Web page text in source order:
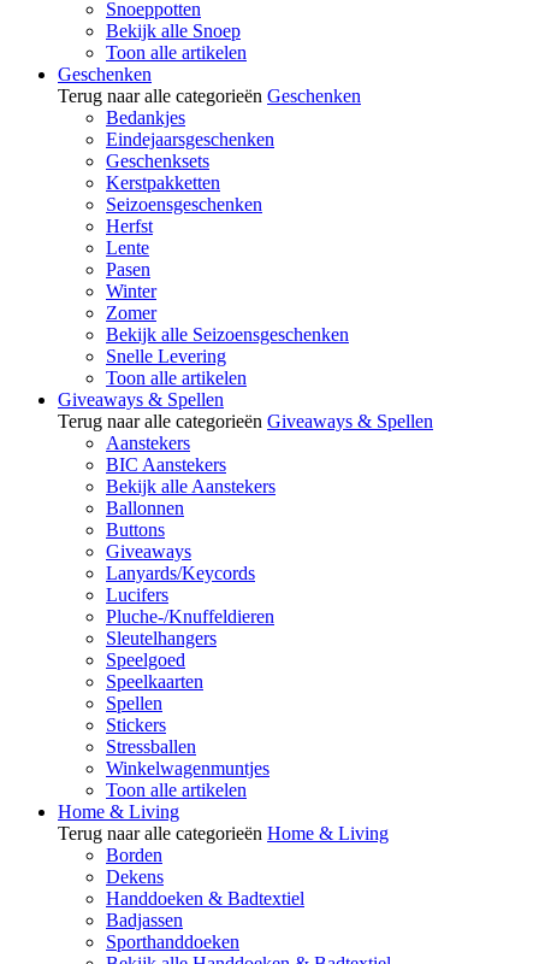
Snoeppotten
Bekijk alle Snoep
Toon alle artikelen
Geschenken
Terug naar alle categorieën Geschenken
Bedankjes
Eindejaarsgeschenken
Geschenksets
Kerstpakketten
Seizoensgeschenken
Herfst
Lente
Pasen
Winter
Zomer
Bekijk alle Seizoensgeschenken
Snelle Levering
Toon alle artikelen
Giveaways & Spellen
Terug naar alle categorieën Giveaways & Spellen
Aanstekers
BIC Aanstekers
Bekijk alle Aanstekers
Ballonnen
Buttons
Giveaways
Lanyards/Keycords
Lucifers
Pluche-/Knuffeldieren
Sleutelhangers
Speelgoed
Speelkaarten
Spellen
Stickers
Stressballen
Winkelwagenmuntjes
Toon alle artikelen
Home & Living
Terug naar alle categorieën Home & Living
Borden
Dekens
Handdoeken & Badtextiel
Badjassen
Sporthanddoeken